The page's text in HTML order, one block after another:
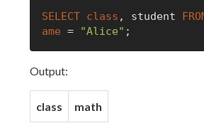
SELECT class , student
ame = "Alice"
Output:
class math